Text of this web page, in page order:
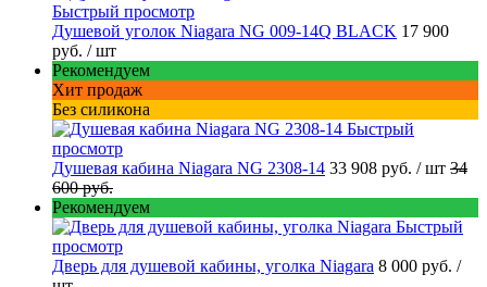
Быстрый просмотр
Душевой уголок Niagara NG 009-14Q BLACK 17 900
руб. / шт
Рекомендуем
Хит продаж
Без силикона
Быстрый
просмотр
Душевая кабина Niagara NG 2308-14 33 908 руб. / шт 34
600 руб.
Рекомендуем
Быстрый
просмотр
Дверь для душевой кабины, уголка Niagara 8 000 руб. /